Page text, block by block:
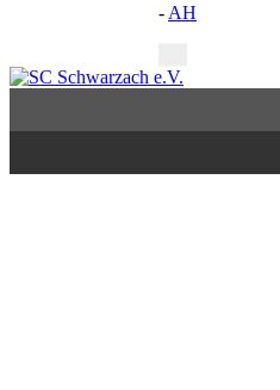
- AH